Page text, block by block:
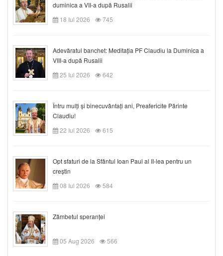
duminica a VII-a după Rusalii
18 Iul 2026
745
Adevăratul banchet: Meditația PF Claudiu la Duminica a
VIII-a după Rusalii
25 Iul 2026
642
Întru mulți și binecuvântați ani, Preafericite Părinte
Claudiu!
22 Iul 2026
615
Opt sfaturi de la Sfântul Ioan Paul al II-lea pentru un
creștin
08 Iul 2026
584
Zâmbetul speranței
05 Aug 2026 566